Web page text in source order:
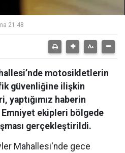
21:48
motosikletlerin
güvenliğine ilişkin
yaptığımız haberin
Emniyet ekipleri bölgede
gerçekleştirildi.
Mahallesi'nde gece